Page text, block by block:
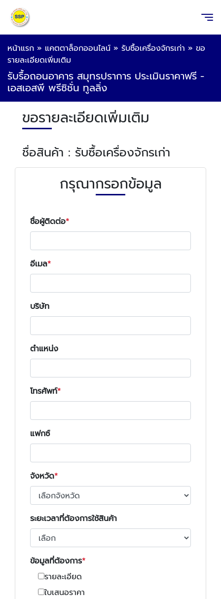
หน้าแรก » แคตตาล็อกออนไลน์ » รับซื้อเครื่องจักรเก่า » ขอ
รายละเอียดเพิ่มเติม
รับรื้อถอนอาคาร สมุทรปราการ ประเมินราคาฟรี -
เอสเอสพี พรีซิชั่น ทูลลิ่ง
ขอรายละเอียดเพิ่มเติม
ชื่อสินค้า : รับซื้อเครื่องจักรเก่า
กรุณากรอกข้อมูล
ชื่อผู้ติดต่อ
อีเมล
บริษัท
ตำแหน่ง
โทรศัพท์
แฟกซ์
จังหวัด
ระยะเวลาที่ต้องการใช้สินค้า
ข้อมูลที่ต้องการ
รายละเอียด
ใบเสนอราคา